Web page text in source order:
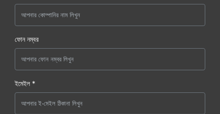
ফোন নম্বর
ইমেইল *